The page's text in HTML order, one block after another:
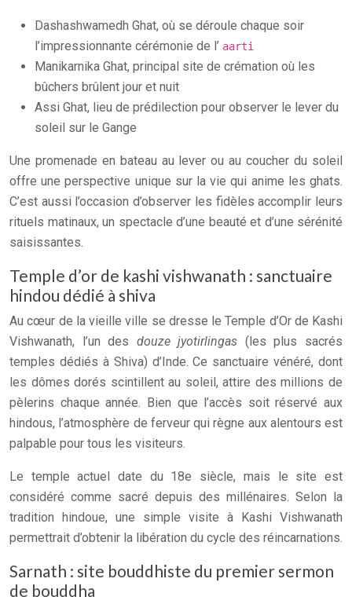
Dashashwamedh Ghat, où se déroule chaque soir
l’impressionnante cérémonie de l’ aarti
Manikarnika Ghat, principal site de crémation où les
bûchers brûlent jour et nuit
Assi Ghat, lieu de prédilection pour observer le lever du
soleil sur le Gange
Une promenade en bateau au lever ou au coucher du soleil
offre une perspective unique sur la vie qui anime les ghats.
C’est aussi l’occasion d’observer les fidèles accomplir leurs
rituels matinaux, un spectacle d’une beauté et d’une sérénité
saisissantes.
Temple d’or de kashi vishwanath : sanctuaire
hindou dédié à shiva
Au cœur de la vieille ville se dresse le Temple d’Or de Kashi
Vishwanath, l’un des douze jyotirlingas (les plus sacrés
temples dédiés à Shiva) d’Inde. Ce sanctuaire vénéré, dont
les dômes dorés scintillent au soleil, attire des millions de
pèlerins chaque année. Bien que l’accès soit réservé aux
hindous, l’atmosphère de ferveur qui règne aux alentours est
palpable pour tous les visiteurs.
Le temple actuel date du 18e siècle, mais le site est
considéré comme sacré depuis des millénaires. Selon la
tradition hindoue, une simple visite à Kashi Vishwanath
permettrait d’obtenir la libération du cycle des réincarnations.
Sarnath : site bouddhiste du premier sermon
de bouddha